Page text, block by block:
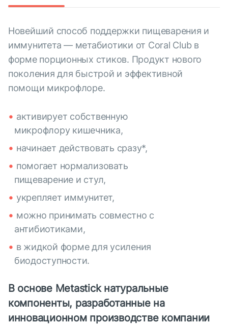
Новейший способ поддержки пищеварения и
иммунитета — метабиотики от Coral Club в
форме порционных стиков. Продукт нового
поколения для быстрой и эффективной
помощи микрофлоре.
активирует собственную
микрофлору кишечника,
начинает действовать сразу*,
помогает нормализовать
пищеварение и стул,
укрепляет иммунитет,
можно принимать совместно с
антибиотиками,
в жидкой форме для усиления
биодоступности.
В основе Metastick натуральные
компоненты, разработанные на
инновационном производстве компании